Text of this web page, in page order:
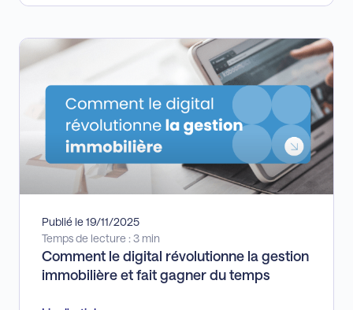
Publié le 19/11/2025
Temps de lecture : 3 min
Comment le digital révolutionne la gestion
immobilière et fait gagner du temps